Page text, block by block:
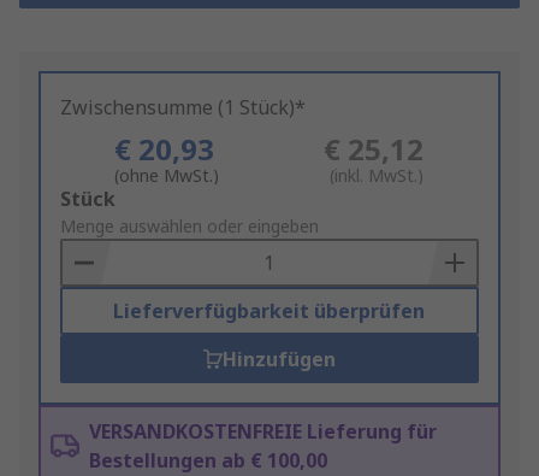
Zwischensumme (1 Stück)*
€ 20,93
(ohne MwSt.)
€ 25,12
(inkl. MwSt.)
Add
to
Basket
Stück
Menge auswählen oder eingeben
Lieferverfügbarkeit überprüfen
Hinzufügen
VERSANDKOSTENFREIE Lieferung für
Bestellungen ab € 100,00